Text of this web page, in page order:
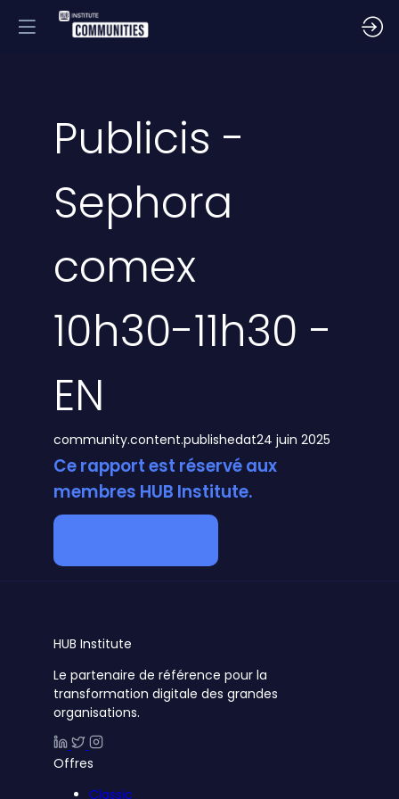
Publicis -
Sephora
comex
10h30-11h30 -
EN
community.content.publishedat24 juin 2025
Ce rapport est réservé aux
membres HUB Institute.
HUB Institute
Le partenaire de référence pour la
transformation digitale des grandes
organisations.
Offres
Classic